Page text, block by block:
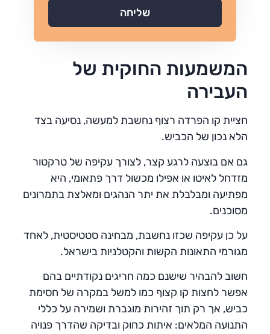
שליחה
המשמעות החוקית של
העבירה
חציית קו הפרדה רצוף נחשבת למעשה, נסיעה בצד
הלא נכון של הכביש.
גם אם בוצעה לרגע קצר, לצורך עקיפה של טרקטור
מזדחל לאיטו או אפילו מכשול דרך פתאומי, היא
מפתיעה ומבלבלת את יתר הנהגים ומאלצת בתמרונים
מסוכנים.
על כן עקיפה שכזו נחשבת, מבחינה סטטיסטית, לאחד
מגורמי התאונות הקשות והקטלניות בישראל.
חשוב להבהיר שישנם כמה חריגים נקודתיים בהם
אפשר לחצות קו קצוף כמו למשל במקרה של חסימת
כביש, אך רק תוך זהירות מוגברת ושמירה על כללי
התנועה המלאים: איתות כחוק ובדיקה שהדרך פנויה